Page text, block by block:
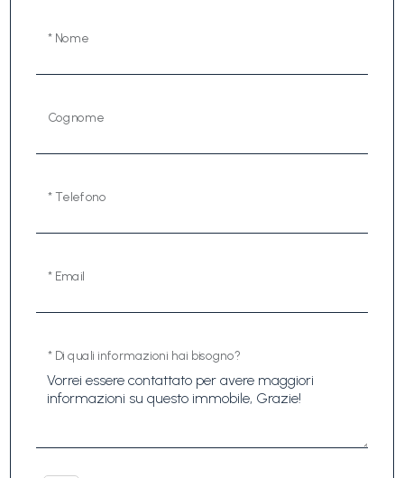
* Nome
Cognome
* Telefono
* Email
* Di quali informazioni hai bisogno?